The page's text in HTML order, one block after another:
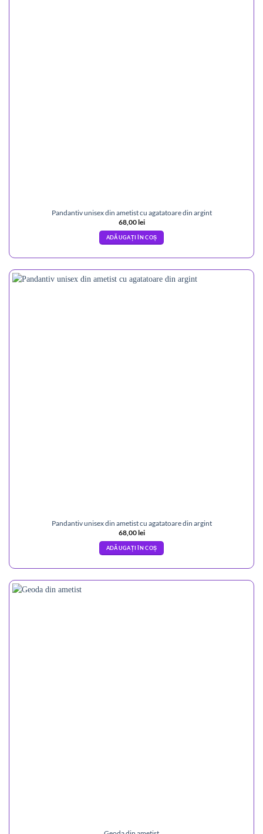
Pandantiv unisex din ametist cu agatatoare din argint
68,00lei
ADĂUGAȚI ÎN COȘ
Pandantiv unisex din ametist cu agatatoare din argint
68,00lei
ADĂUGAȚI ÎN COȘ